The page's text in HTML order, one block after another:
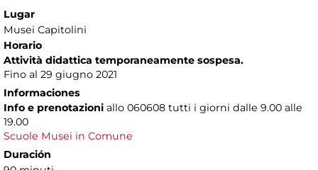
Lugar
Musei Capitolini
Horario
Attività didattica temporaneamente sospesa.
Fino al 29 giugno 2021
Informaciones
Info e prenotazioni allo 060608 tutti i giorni dalle 9.00 alle
19.00
Scuole Musei in Comune
Duración